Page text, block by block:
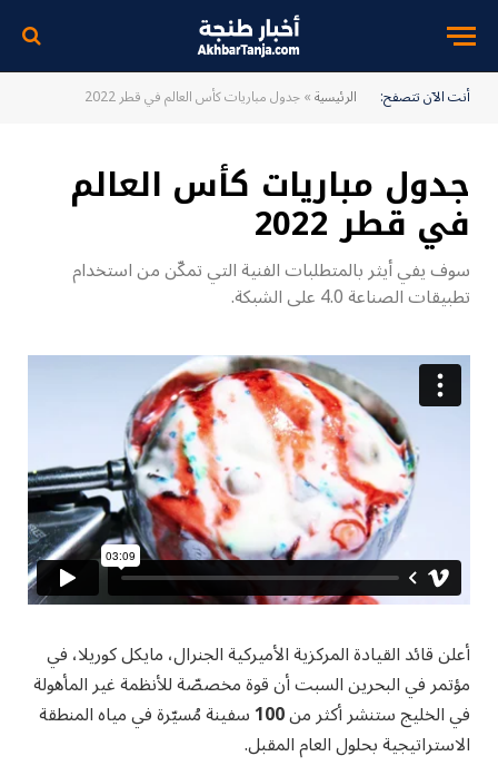
أنت الآن تتصفح: الرئيسية»جدول مباريات كأس العالم في قطر 2022
جدول مباريات كأس العالم
في قطر 2022
سوف يفي أيثر بالمتطلبات الفنية التي تمكّن من استخدام
تطبيقات الصناعة 4.0 على الشبكة.
أعلن قائد القيادة المركزية الأميركية الجنرال، مايكل كوريلا، في
مؤتمر في البحرين السبت أن قوة مخصصّة للأنظمة غير المأهولة
في الخليج ستنشر أكثر من100سفينة مُسيّرة في مياه المنطقة
الاستراتيجية بحلول العام المقبل.